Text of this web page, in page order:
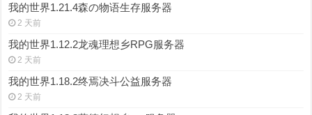
我的世界1.21.4森の物语生存服务器
2 天前
我的世界1.12.2龙魂理想乡RPG服务器
2 天前
我的世界1.18.2终焉决斗公益服务器
2 天前